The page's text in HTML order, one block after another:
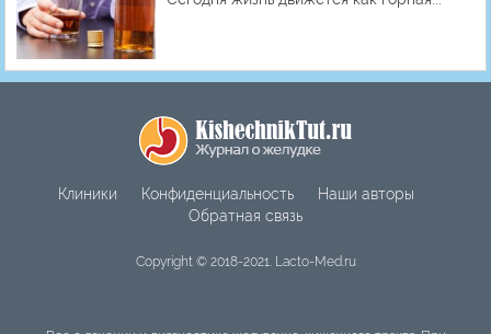
Клиники Конфиденциальность
Наши авторы
Обратная связь
Copyright © 2018-2021. Lacto-Med.ru